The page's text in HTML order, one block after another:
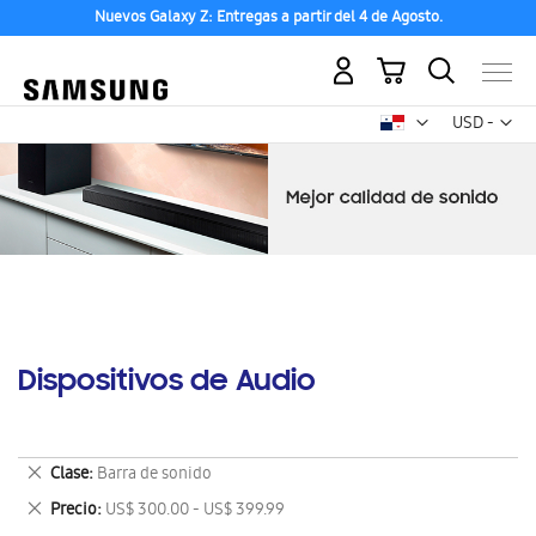
Nuevos Galaxy Z: Entregas a partir del 4 de Agosto.
USD -
dólar
Mi carrito
Dispositivos de Audio
Clase Barra de sonido
Eliminar
este
artículo
Precio US$ 300.00 - US$ 399.99
Eliminar